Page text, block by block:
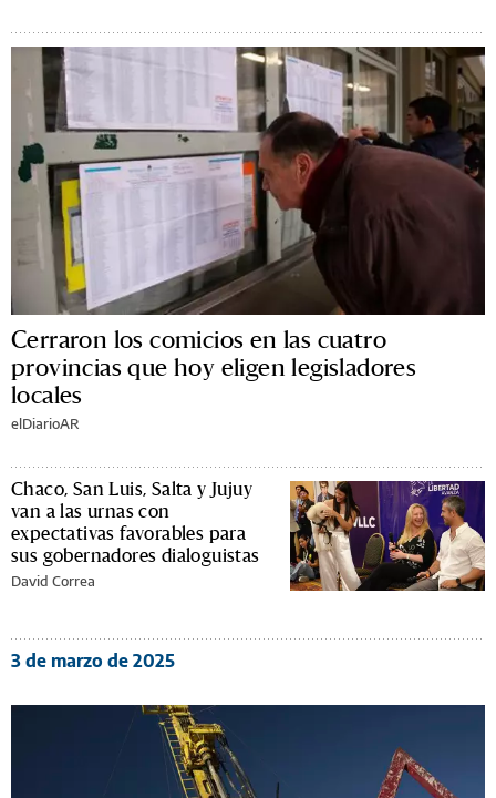
Cerraron los comicios en las cuatro
provincias que hoy eligen legisladores
locales
elDiarioAR
Chaco, San Luis, Salta y Jujuy
van a las urnas con
expectativas favorables para
sus gobernadores dialoguistas
David Correa
3 de marzo de 2025